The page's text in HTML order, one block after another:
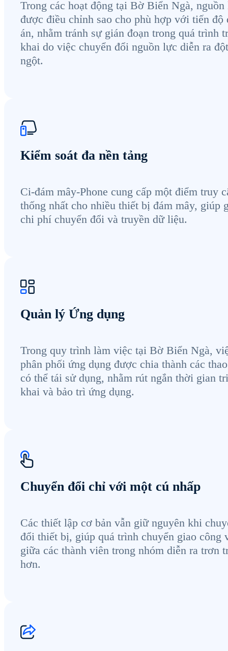
Trong các hoạt động tại Bờ Biển Ngà,
được điều chỉnh sao cho phù hợp với tiến độ
án, nhằm tránh sự gián đoạn trong quá trình
khai do việc chuyển đổi nguồn lực diễn ra đột
ngột.
Kiểm soát đa nền tảng
Ci-đám mây-Phone cung cấp một điểm truy
thống nhất cho nhiều thiết bị đám mây, giúp
chi phí chuyển đổi và truyền dữ liệu.
Quản lý Ứng dụng
Trong quy trình làm việc tại Bờ Biển Ngà,
phân phối ứng dụng được chia thành các
có thể tái sử dụng, nhằm rút ngắn thời gian
khai và bảo trì ứng dụng.
Chuyển đổi chỉ với một cú nhấp
Các thiết lập cơ bản vẫn giữ nguyên khi
đổi thiết bị, giúp quá trình chuyển giao công
giữa các thành viên trong nhóm diễn ra trơn
hơn.